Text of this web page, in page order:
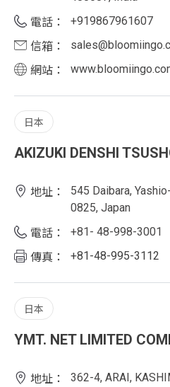
電話：
+919867961607
信箱：
網站：
日本
AKIZUKI DENSHI
地址：
545 Daibara,
0825, Japan
電話：
+81- 48-998-3001
傳真：
+81-48-995-3112
日本
YMT. NET LIMITED
地址：
362-4, ARAI,